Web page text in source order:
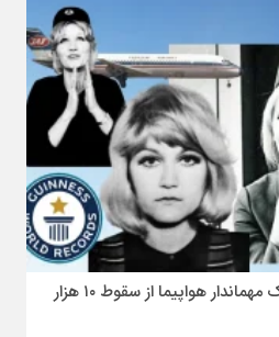
معجزه در آسمان؛ چگونه یک مهماندار هواپیما از سقوط ۱۰ هزار